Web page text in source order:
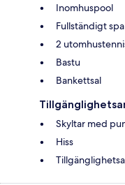
Inomhuspool
Fullständigt spa
2
Bastu
Bankettsal
Skyltar med
Hiss